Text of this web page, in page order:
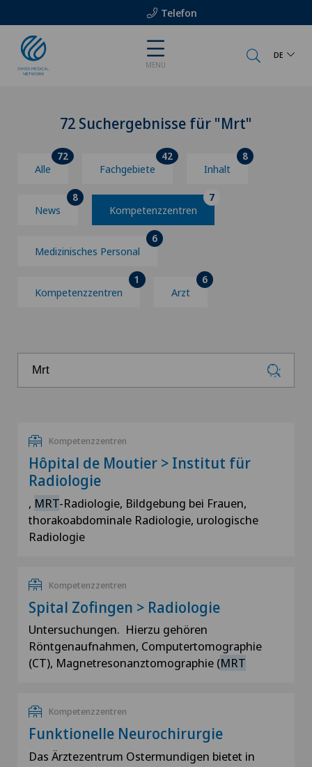
Telefon
MENU
DE
72 Suchergebnisse für "Mrt"
Alle
72
Fachgebiete
42
Inhalt
8
News
8
Kompetenzzentren
7
Medizinisches Personal
6
Kompetenzzentren
1
Arzt
6
Kompetenzzentren
Hôpital de Moutier > Institut für
Radiologie
, MRT-Radiologie, Bildgebung bei Frauen,
thorakoabdominale Radiologie, urologische
Radiologie
Kompetenzzentren
Spital Zofingen > Radiologie
Untersuchungen. Hierzu gehören
Röntgenaufnahmen, Computertomographie
(CT), Magnetresonanztomographie (MRT
Kompetenzzentren
Funktionelle Neurochirurgie
Das Ärztezentrum Ostermundigen bietet in